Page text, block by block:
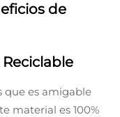
de
que es amigable
material es 100%